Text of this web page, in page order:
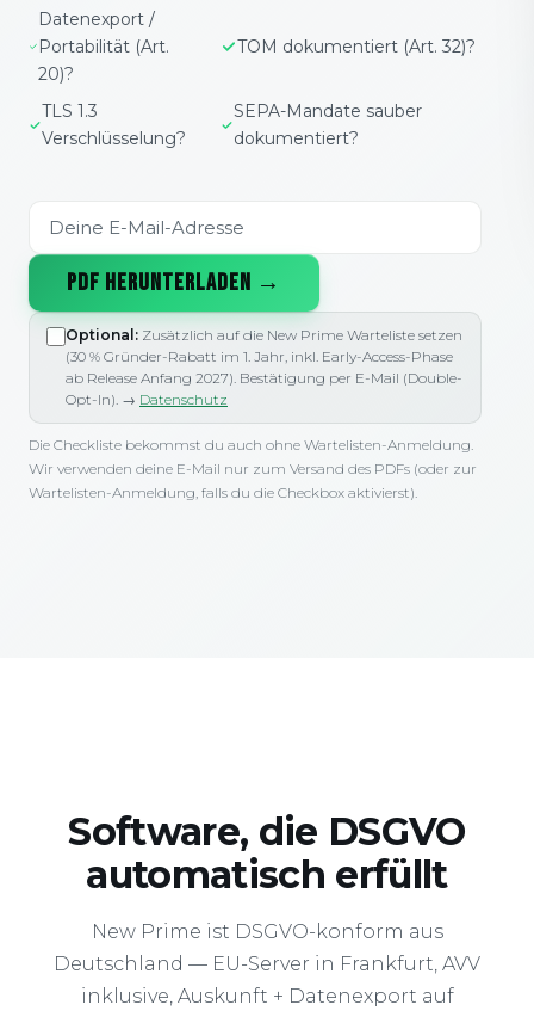
Datenexport /
Portabilität (Art.
20)?
TOM dokumentiert (Art. 32)?
TLS 1.3
Verschlüsselung?
SEPA-Mandate sauber
dokumentiert?
PDF HERUNTERLADEN →
Optional: Zusätzlich auf die New Prime Warteliste setzen
(30 % Gründer-Rabatt im 1. Jahr, inkl. Early-Access-Phase
ab Release Anfang 2027). Bestätigung per E-Mail (Double-
Opt-In). → Datenschutz
Die Checkliste bekommst du auch ohne Wartelisten-Anmeldung.
Wir verwenden deine E-Mail nur zum Versand des PDFs (oder zur
Wartelisten-Anmeldung, falls du die Checkbox aktivierst).
Software, die DSGVO
automatisch erfüllt
New Prime ist DSGVO-konform aus
Deutschland — EU-Server in Frankfurt, AVV
inklusive, Auskunft + Datenexport auf